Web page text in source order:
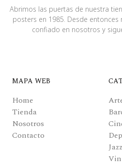
Abrimos las puertas de nuestra
posters en 1985. Desde entonces
confiado en nosotros y
MAPA WEB
Home
Tienda
Nosotros
Contacto
Jazz